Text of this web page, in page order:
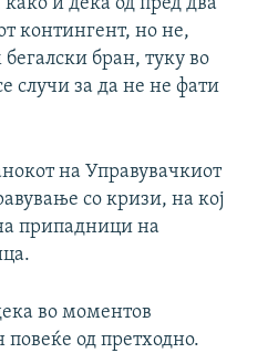
контингент, но не,
бран, туку во
случи за да не не фати
на Управувачкиот
со кризи, на кој
припадници на
во моментов
од претходно.